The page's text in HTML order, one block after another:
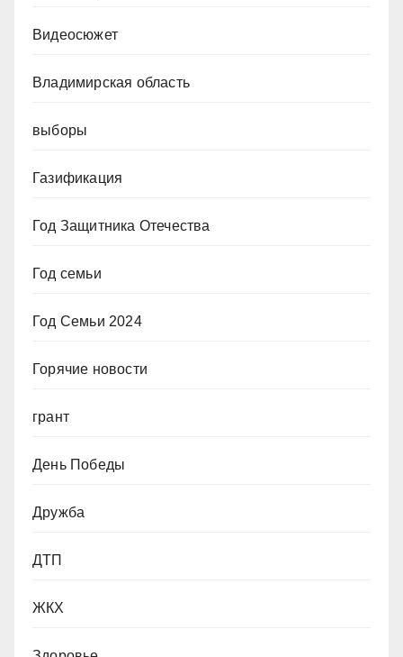
Видеосюжет
Владимирская область
выборы
Газификация
Год Защитника Отечества
Год семьи
Год Семьи 2024
Горячие новости
грант
День Победы
Дружба
ДТП
ЖКХ